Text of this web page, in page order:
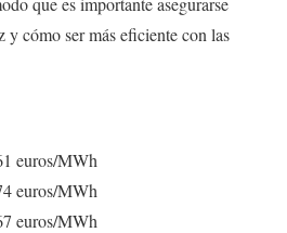
y cómo ser más eficiente con las
euros/MWh
euros/MWh
euros/MWh